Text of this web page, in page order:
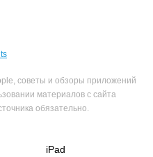
советы и обзоры приложений
материалов с сайта
обязательно.
iPad